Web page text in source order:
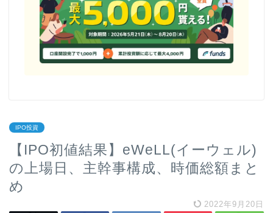
IPO投資
【IPO初値結果】eWeLL(イーウェル)
の上場日、主幹事構成、時価総額まと
め
2022年9月20日